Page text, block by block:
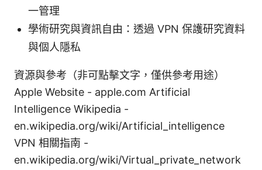
一管理
學術研究與資訊自由：透過 VPN 保護研究資料
與個人隱私
資源與參考（非可點擊文字，僅供參考用途）
Apple Website - apple.com Artificial
Intelligence Wikipedia -
en.wikipedia.org/wiki/Artificial_intelligence
VPN 相關指南 -
en.wikipedia.org/wiki/Virtual_private_network